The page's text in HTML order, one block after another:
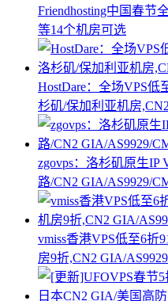
Friendhosting中国春节
等14个机房可选
HostDare：全场VPS低
杉矶/保加利亚机房
zgovps：洛杉矶原生IP
路/CN2 GIA/AS9929/
vmiss香港VPS低至6折
房9折,CN2 GIA/